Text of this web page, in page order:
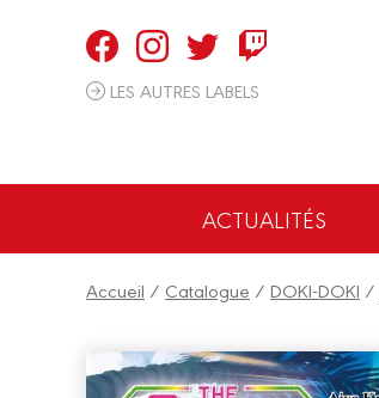
LES AUTRES LABELS
ACTUALITÉS
Accueil / Catalogue / DOKI-DOKI /